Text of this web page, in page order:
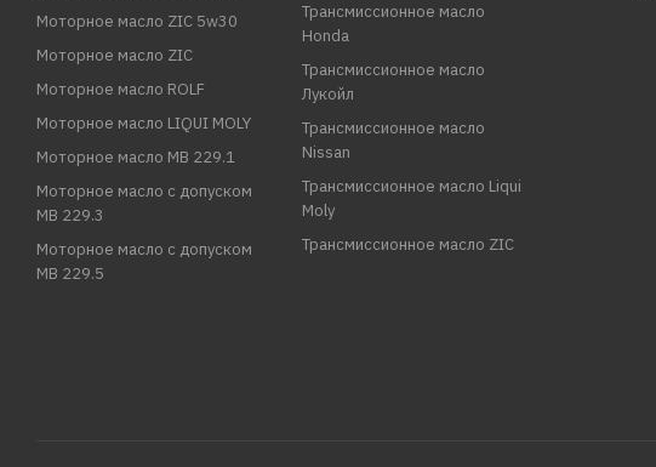
Моторное масло ZIC 5w30
Моторное масло ZIC
Моторное масло ROLF
Моторное масло LIQUI MOLY
Моторное масло MB 229.1
Моторное масло с допуском
MB 229.3
Моторное масло с допуском
MB 229.5
Трансмиссионное масло
Honda
Трансмиссионное масло
Лукойл
Трансмиссионное масло
Nissan
Трансмиссионное масло Liqui
Moly
Трансмиссионное масло ZIC